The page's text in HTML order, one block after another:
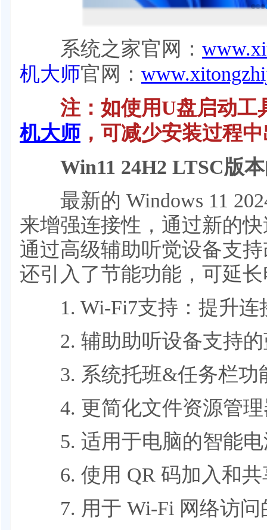
系统之家官网：
机大师官网：
注：如使用U盘启动工
机大师 ，可减少安装过程
Win11 24H2 LTSC版本
最新的 Windows 11
来增强连接性，通过新的
通过高级辅助听觉设备支
还引入了节能功能，可延
1. Wi-Fi7支持：提升连
2. 辅助助听设备支持的
3. 系统托班&任务栏功
4. 更简化文件资源管理
5. 适用于电脑的智能电
6. 使用 QR 码加入和共
7. 用于 Wi-Fi 网络访问